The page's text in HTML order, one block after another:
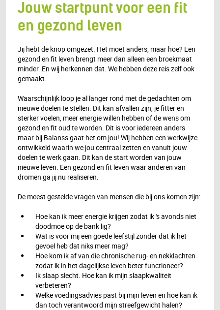
Jouw startpunt voor een fit
en gezond leven
Jij hebt de knop omgezet. Het moet anders, maar hoe? Een
gezond en fit leven brengt meer dan alleen een broekmaat
minder. En wij herkennen dat. We hebben deze reis zelf ook
gemaakt.
Waarschijnlijk loop je al langer rond met de gedachten om
nieuwe doelen te stellen. Dit kan afvallen zijn, je fitter en
sterker voelen, meer energie willen hebben of de wens om
gezond en fit oud te worden. Dit is voor iedereen anders
maar bij Balanss gaat het om jou! Wij hebben een werkwijze
ontwikkeld waarin we jou centraal zetten en vanuit jouw
doelen te werk gaan. Dit kan de start worden van jouw
nieuwe leven. Een gezond en fit leven waar anderen van
dromen ga jij nu realiseren.
De meest gestelde vragen van mensen die bij ons komen zijn:
Hoe kan ik meer energie krijgen zodat ik 's avonds niet
doodmoe op de bank lig?
Wat is voor mij een goede leefstijl zonder dat ik het
gevoel heb dat niks meer mag?
Hoe kom ik af van die chronische rug- en nekklachten
zodat ik in het dagelijkse leven beter functioneer?
Ik slaap slecht. Hoe kan ik mijn slaapkwaliteit
verbeteren?
Welke voedingsadvies past bij mijn leven en hoe kan ik
dan toch verantwoord mijn streefgewicht halen?